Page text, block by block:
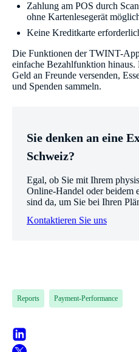
Zahlung am POS durch
ohne Kartenlesegerät
Keine Kreditkarte
Die Funktionen der TWINT-
einfache Bezahlfunktion
Geld an Freunde versenden,
und Spenden sammeln.
Sie denken an eine
Schweiz?
Egal, ob Sie mit Ihrem
Online-Handel oder beidem
sind da, um Sie bei Ihren
Kontaktieren Sie uns
Reports Payment-Performance